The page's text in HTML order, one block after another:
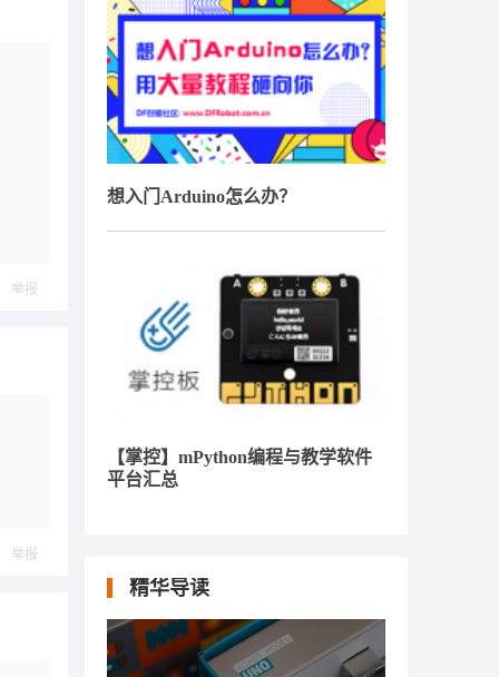
举报
举报
想入门Arduino怎么办？
【掌控】mPython编程与教学软件
平台汇总
精华导读